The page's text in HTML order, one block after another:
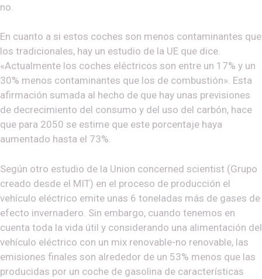
no.
En cuanto a si estos coches son menos contaminantes que
los tradicionales, hay un estudio de la UE que dice.
«Actualmente los coches eléctricos son entre un 17% y un
30% menos contaminantes que los de combustión». Esta
afirmación sumada al hecho de que hay unas previsiones
de decrecimiento del consumo y del uso del carbón, hace
que para 2050 se estime que este porcentaje haya
aumentado hasta el 73%.
Según otro estudio de la Union concerned scientist (Grupo
creado desde el MIT) en el proceso de producción el
vehículo eléctrico emite unas 6 toneladas más de gases de
efecto invernadero. Sin embargo, cuando tenemos en
cuenta toda la vida útil y considerando una alimentación del
vehículo eléctrico con un mix renovable-no renovable, las
emisiones finales son alrededor de un 53% menos que las
producidas por un coche de gasolina de características